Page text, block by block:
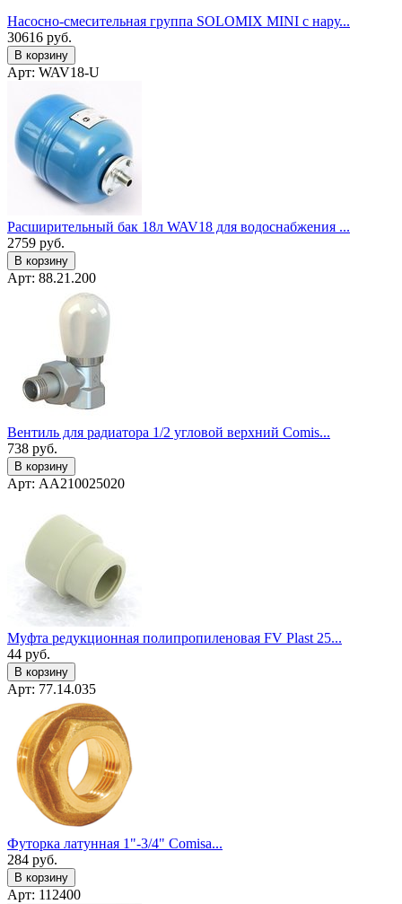
Насосно-смесительная группа SOLOMIX MINI с нару...
30616 руб.
В корзину
Арт: WAV18-U
Расширительный бак 18л WAV18 для водоснабжения ...
2759 руб.
В корзину
Арт: 88.21.200
Вентиль для радиатора 1/2 угловой верхний Comis...
738 руб.
В корзину
Арт: AA210025020
Муфта редукционная полипропиленовая FV Plast 25...
44 руб.
В корзину
Арт: 77.14.035
Футорка латунная 1"-3/4" Сomisa...
284 руб.
В корзину
Арт: 112400